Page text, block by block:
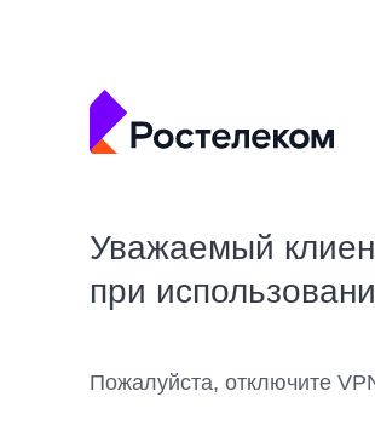
Уважаемый
при
Пожалуйста, отключите